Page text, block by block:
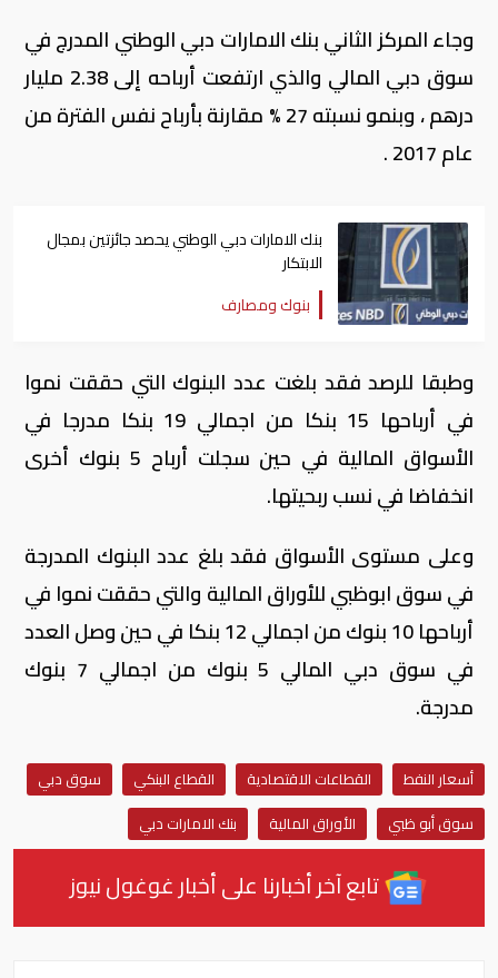
وجاء المركز الثاني بنك الامارات دبي الوطني المدرج في
سوق دبي المالي والذي ارتفعت أرباحه إلى 2.38 مليار
درهم ، وبنمو نسبته 27 % مقارنة بأرباح نفس الفترة من
عام 2017 .
بنك الامارات دبي الوطني يحصد جائزتين بمجال
الابتكار
بنوك ومصارف
وطبقا للرصد فقد بلغت عدد البنوك التي حققت نموا
في أرباحها 15 بنكا من اجمالي 19 بنكا مدرجا في
الأسواق المالية في حين سجلت أرباح 5 بنوك أخرى
انخفاضا في نسب ربحيتها.
وعلى مستوى الأسواق فقد بلغ عدد البنوك المدرجة
في سوق ابوظبي للأوراق المالية والتي حققت نموا في
أرباحها 10 بنوك من اجمالي 12 بنكا في حين وصل العدد
في سوق دبي المالي 5 بنوك من اجمالي 7 بنوك
مدرجة.
أسعار النفط القطاعات الاقتصادية القطاع البنكي
سوق دبي
سوق أبو ظبي
الأوراق المالية بنك الامارات دبي
تابع آخر أخبارنا على أخبار غوغول نيوز